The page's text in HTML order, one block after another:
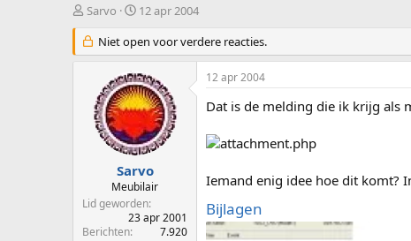
O
d
e
r
e
Sarvo
S
a
r
t
d
a
t
u
m
12 apr 2004
Niet open voor verdere reacties.
Sarvo
Meubilair
Lid geworden
23 apr 2001
Berichten
7.920
12 apr 2004
Dat is de melding die ik krijg als
Iemand enig idee hoe dit komt?
Bijlagen